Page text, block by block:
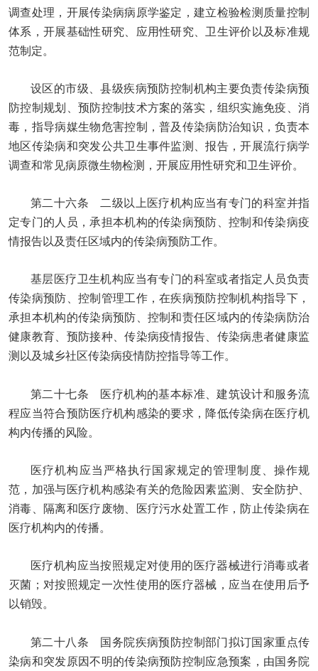
调查处理，开展传染病病原学鉴定，建立检验检测质量控制
体系，开展基础性研究、应用性研究、卫生评价以及标准规
范制定。
设区的市级、县级疾病预防控制机构主要负责传染病预
防控制规划、预防控制技术方案的落实，组织实施免疫、消
毒，指导病媒生物危害控制，普及传染病防治知识，负责本
地区传染病和突发公共卫生事件监测、报告，开展流行病学
调查和常见病原微生物检测，开展应用性研究和卫生评价。
第二十六条 二级以上医疗机构应当有专门的科室并指
定专门的人员，承担本机构的传染病预防、控制和传染病疫
情报告以及责任区域内的传染病预防工作。
基层医疗卫生机构应当有专门的科室或者指定人员负责
传染病预防、控制管理工作，在疾病预防控制机构指导下，
承担本机构的传染病预防、控制和责任区域内的传染病防治
健康教育、预防接种、传染病疫情报告、传染病患者健康监
测以及城乡社区传染病疫情防控指导等工作。
第二十七条 医疗机构的基本标准、建筑设计和服务流
程应当符合预防医疗机构感染的要求，降低传染病在医疗机
构内传播的风险。
医疗机构应当严格执行国家规定的管理制度、操作规
范，加强与医疗机构感染有关的危险因素监测、安全防护、
消毒、隔离和医疗废物、医疗污水处置工作，防止传染病在
医疗机构内的传播。
医疗机构应当按照规定对使用的医疗器械进行消毒或者
灭菌；对按照规定一次性使用的医疗器械，应当在使用后予
以销毁。
第二十八条 国务院疾病预防控制部门拟订国家重点传
染病和突发原因不明的传染病预防控制应急预案，由国务院